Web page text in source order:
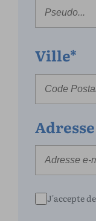
Ville*
J'accepte